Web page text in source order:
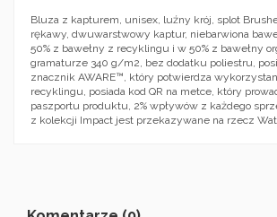
Bluza z kapturem, unisex, luźny krój, splot
rękawy, dwuwarstwowy kaptur, niebarwiona
50% z bawełny z recyklingu i w 50% z bawełny
gramaturze 340 g/m2, bez dodatku poliestru,
znacznik AWARE™, który potwierdza
recyklingu, posiada kod QR na metce, który
paszportu produktu, 2% wpływów z każdego
z kolekcji Impact jest przekazywane na rzecz